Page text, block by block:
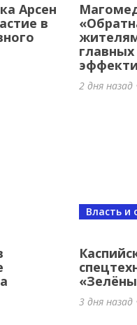
Арсен
в
2 дня
Власть и
3 дня